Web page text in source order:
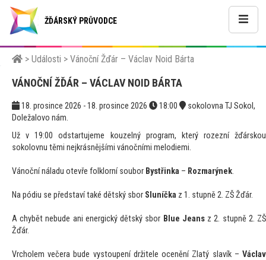
ŽĎÁRSKÝ PRŮVODCE
> Události > Vánoční Žďár – Václav Noid Bárta
VÁNOČNÍ ŽĎÁR – VÁCLAV NOID BÁRTA
18. prosince 2026 - 18. prosince 2026 18:00
sokolovna TJ Sokol,
Doležalovo nám.
Už v 19:00 odstartujeme kouzelný program, který rozezní žďárskou
sokolovnu těmi nejkrásnějšími vánočními melodiemi.
Vánoční náladu otevře folklorní soubor Bystřinka – Rozmarýnek.
Na pódiu se představí také dětský sbor Sluníčka z 1. stupně 2. ZŠ Žďár.
A chybět nebude ani energický dětský sbor Blue Jeansz 2. stupně 2. ZŠ
Žďár.
Vrcholem večera bude vystoupení držitele ocenění Zlatý slavík – Václav